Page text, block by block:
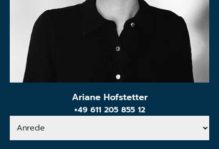
Ariane Hofstetter
+49 611 205 855 12
Anrede